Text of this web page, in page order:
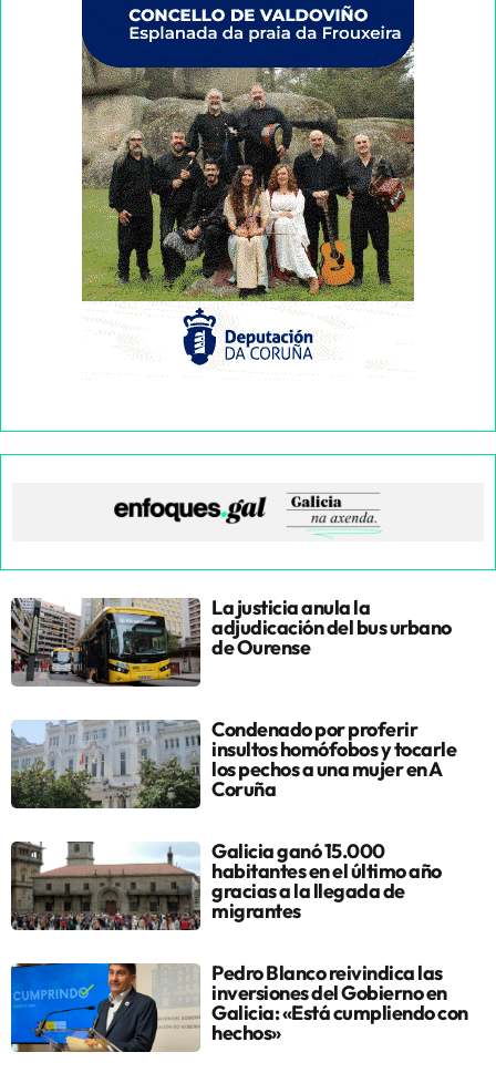
La justicia anula la
adjudicación del bus urbano
de Ourense
Condenado por proferir
insultos homófobos y tocarle
los pechos a una mujer en A
Coruña
Galicia ganó 15.000
habitantes en el último año
gracias a la llegada de
migrantes
Pedro Blanco reivindica las
inversiones del Gobierno en
Galicia: «Está cumpliendo con
hechos»